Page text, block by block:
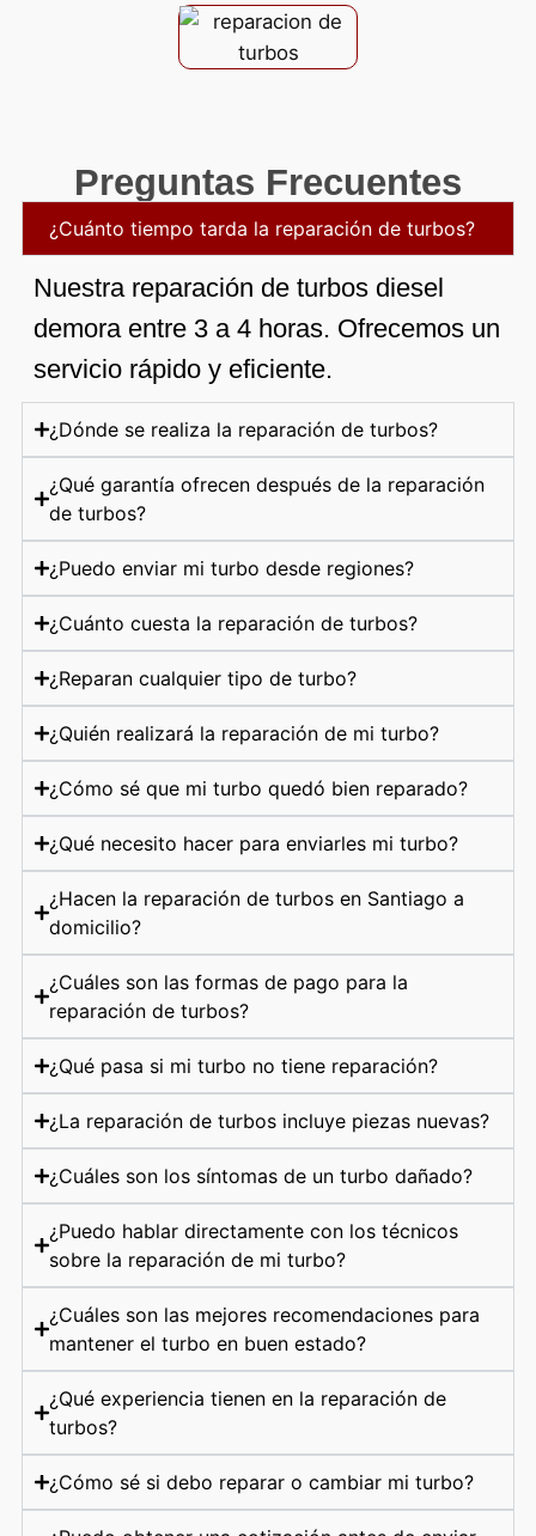
Preguntas Frecuentes
¿Cuánto tiempo tarda la reparación de turbos?
Nuestra reparación de turbos diesel
demora entre 3 a 4 horas. Ofrecemos un
servicio rápido y eficiente.
¿Dónde se realiza la reparación de turbos?
¿Qué garantía ofrecen después de la reparación
de turbos?
¿Puedo enviar mi turbo desde regiones?
¿Cuánto cuesta la reparación de turbos?
¿Reparan cualquier tipo de turbo?
¿Quién realizará la reparación de mi turbo?
¿Cómo sé que mi turbo quedó bien reparado?
¿Qué necesito hacer para enviarles mi turbo?
¿Hacen la reparación de turbos en Santiago a
domicilio?
¿Cuáles son las formas de pago para la
reparación de turbos?
¿Qué pasa si mi turbo no tiene reparación?
¿La reparación de turbos incluye piezas nuevas?
¿Cuáles son los síntomas de un turbo dañado?
¿Puedo hablar directamente con los técnicos
sobre la reparación de mi turbo?
¿Cuáles son las mejores recomendaciones para
mantener el turbo en buen estado?
¿Qué experiencia tienen en la reparación de
turbos?
¿Cómo sé si debo reparar o cambiar mi turbo?